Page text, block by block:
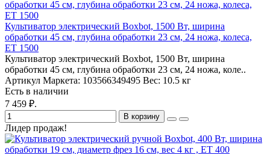
Культиватор электрический Boxbot, 1500 Вт, ширина
обработки 45 см, глубина обработки 23 см, 24 ножа, колеса,
ET 1500
Культиватор электрический Boxbot, 1500 Вт, ширина
обработки 45 см, глубина обработки 23 см, 24 ножа, коле..
Артикул Маркета: 103566349495 Вес: 10.5 кг
Есть в наличии
7 459 ₽.
В корзину
Лидер продаж!